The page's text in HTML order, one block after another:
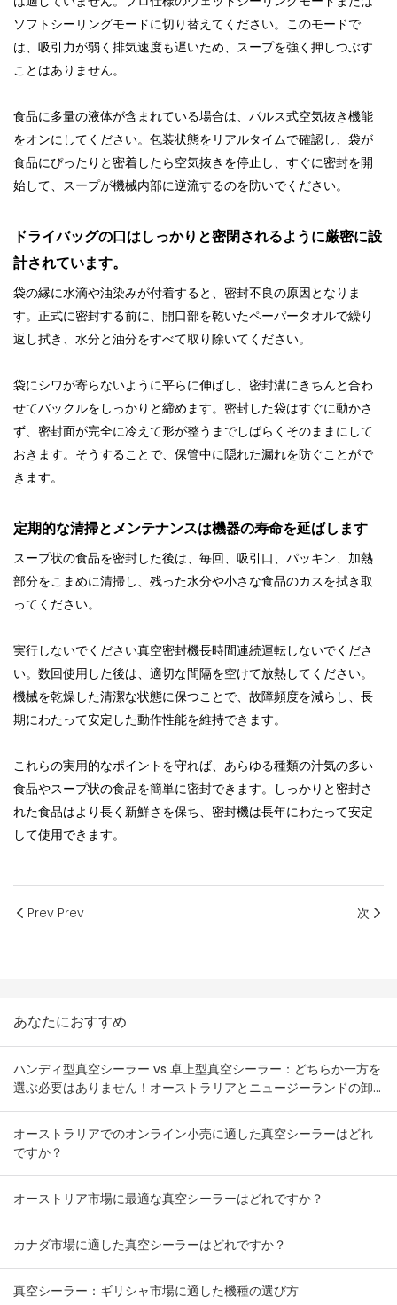
ソフトシーリングモードに切り替えてください。このモードで
は、吸引力が弱く排気速度も遅いため、スープを強く押しつぶす
ことはありません。
食品に多量の液体が含まれている場合は、パルス式空気抜き機能
をオンにしてください。包装状態をリアルタイムで確認し、袋が
食品にぴったりと密着したら空気抜きを停止し、すぐに密封を開
始して、スープが機械内部に逆流するのを防いでください。
ドライバッグの口はしっかりと密閉されるように厳密に設
計されています。
袋の縁に水滴や油染みが付着すると、密封不良の原因となりま
す。正式に密封する前に、開口部を乾いたペーパータオルで繰り
返し拭き、水分と油分をすべて取り除いてください。
袋にシワが寄らないように平らに伸ばし、密封溝にきちんと合わ
せてバックルをしっかりと締めます。密封した袋はすぐに動かさ
ず、密封面が完全に冷えて形が整うまでしばらくそのままにして
おきます。そうすることで、保管中に隠れた漏れを防ぐことがで
きます。
定期的な清掃とメンテナンスは機器の寿命を延ばします
スープ状の食品を密封した後は、毎回、吸引口、パッキン、加熱
部分をこまめに清掃し、残った水分や小さな食品のカスを拭き取
ってください。
実行しないでください真空密封機長時間連続運転しないでくださ
い。数回使用した後は、適切な間隔を空けて放熱してください。
機械を乾燥した清潔な状態に保つことで、故障頻度を減らし、長
期にわたって安定した動作性能を維持できます。
これらの実用的なポイントを守れば、あらゆる種類の汁気の多い
食品やスープ状の食品を簡単に密封できます。しっかりと密封さ
れた食品はより長く新鮮さを保ち、密封機は長年にわたって安定
して使用できます。
Prev Prev 次
あなたにおすすめ
ハンディ型真空シーラー vs 卓上型真空シーラー：どちらか一方を
選ぶ必要はありません！オーストラリアとニュージーランドの卸
売業者向け在庫組み合わせプラン
オーストラリアでのオンライン小売に適した真空シーラーはどれ
ですか？
オーストリア市場に最適な真空シーラーはどれですか？
カナダ市場に適した真空シーラーはどれですか？
真空シーラー：ギリシャ市場に適した機種の選び方